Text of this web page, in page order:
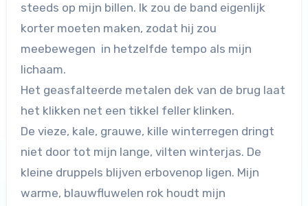
steeds op mijn billen. Ik zou de band eigenlijk
korter moeten maken, zodat hij zou
meebewegen in hetzelfde tempo als mijn
lichaam.
Het geasfalteerde metalen dek van de brug laat
het klikken net een tikkel feller klinken.
De vieze, kale, grauwe, kille winterregen dringt
niet door tot mijn lange, vilten winterjas. De
kleine druppels blijven erbovenop ligen. Mijn
warme, blauwfluwelen rok houdt mijn